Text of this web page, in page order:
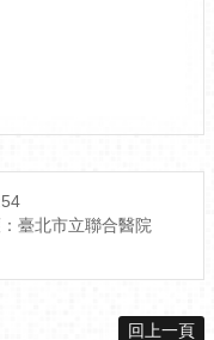
臺北市立聯合醫院
回上一頁